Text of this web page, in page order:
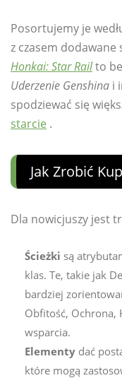
Posortujemy je
z czasem dodawane
Honkai: Star Railto
Uderzenie Genshina i
spodziewać się
starcie .
Jak Zrobić
Dla nowicjuszy jest
Ścieżki są
klas. Te, takie jak
bardziej
Obfitość,
wsparcia.
Elementy dać
które mogą